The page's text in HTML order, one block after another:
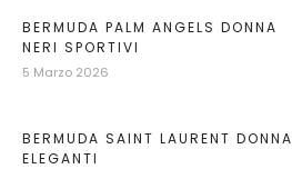
BERMUDA PALM ANGELS DONNA
NERI SPORTIVI
5 Marzo 2026
BERMUDA SAINT LAURENT DONNA
ELEGANTI